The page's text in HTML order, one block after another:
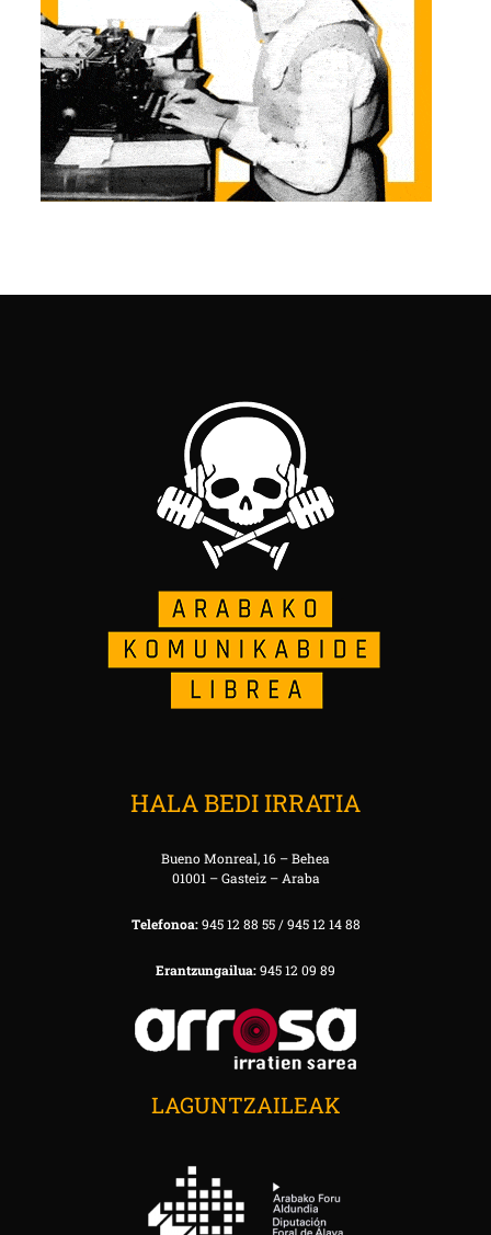
HALA BEDI IRRATIA
Bueno Monreal, 16 – Behea
01001 – Gasteiz – Araba
Telefonoa:945 12 88 55 / 945 12 14 88
Erantzungailua:945 12 09 89
LAGUNTZAILEAK